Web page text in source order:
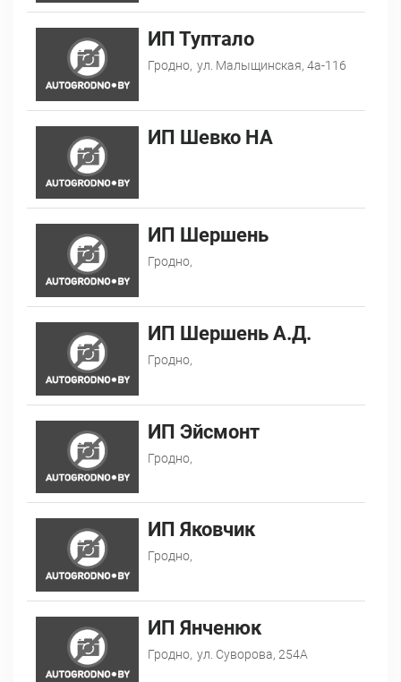
ИП Туптало
Гродно, ул. Малыщинская, 4а-116
ИП Шевко НА
ИП Шершень
Гродно,
ИП Шершень А.Д.
Гродно,
ИП Эйсмонт
Гродно,
ИП Яковчик
Гродно,
ИП Янченюк
Гродно, ул. Суворова, 254А